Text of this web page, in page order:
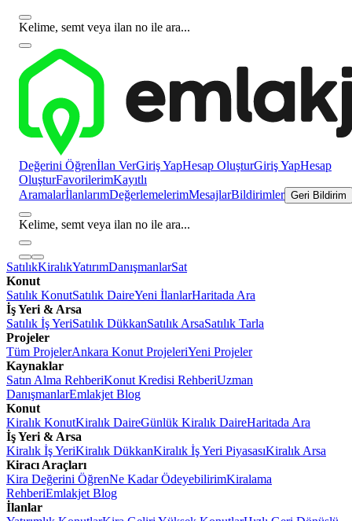
Kelime, semt veya ilan no ile ara...
Değerini Öğrenİlan VerGiriş YapHesap OluşturGiriş YapHesap
OluşturFavorilerimKayıtlı
AramalarİlanlarımDeğerlemelerimMesajlarBildirimler Geri Bildirim
Kelime, semt veya ilan no ile ara...
SatılıkKiralıkYatırımDanışmanlarSat
Konut
Satılık KonutSatılık DaireYeni İlanlarHaritada Ara
İş Yeri & Arsa
Satılık İş YeriSatılık DükkanSatılık ArsaSatılık Tarla
Projeler
Tüm ProjelerAnkara Konut ProjeleriYeni Projeler
Kaynaklar
Satın Alma RehberiKonut Kredisi RehberiUzman
DanışmanlarEmlakjet Blog
Konut
Kiralık KonutKiralık DaireGünlük Kiralık DaireHaritada Ara
İş Yeri & Arsa
Kiralık İş YeriKiralık DükkanKiralık İş Yeri PiyasasıKiralık Arsa
Kiracı Araçları
Kira Değerini ÖğrenNe Kadar ÖdeyebilirimKiralama
RehberiEmlakjet Blog
İlanlar